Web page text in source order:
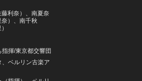
利奈）、南夏奈
奈）、南千秋
揮/東京都交響団
ベルリン古楽ア